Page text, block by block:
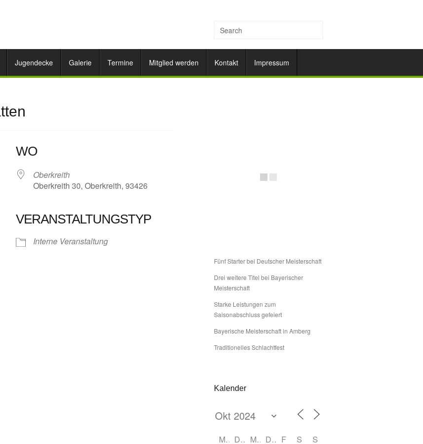
Jugendecke Galerie Termine Mitglied werden Kontakt Impressum
Google Kalender
WO
Oberkreith
Oberkreith 30, Oberkreith, 93426
VERANSTALTUNGSTYP
Interne Veranstaltung
Fünf Starter bei Deutscher Meisterschaft
Drei weitere Titel bei Bayerischer
Meisterschaft
Starke Leistungen zum
Saisonabschluss gefeiert
Bayerische Meisterschaft in Amberg
Traditionelles Schlachtfest
Kalender
M D M D F S S